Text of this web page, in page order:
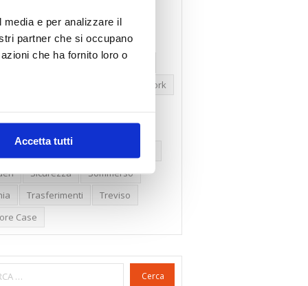
e per analizzare il
partner che si occupano
che ha fornito loro o
Accetta tutti
Firenze
Gabetti Spa
Deal
Green Party
Green
Irregolarità Formali
New York
Sicurezza
Sommerso
Trasferimenti
Treviso
Case
Cerca